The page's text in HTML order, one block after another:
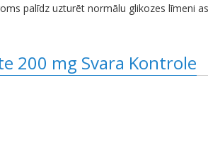
palīdz uzturēt normālu glikozes līmeni
200 mg Svara Kontrole